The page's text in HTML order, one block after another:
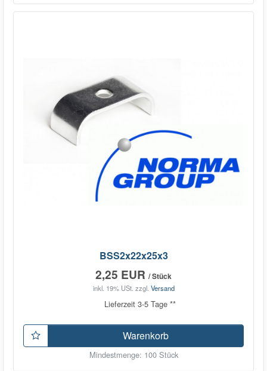
BSS2x22x25x3
2,25 EUR / Stück
inkl. 19% USt. zzgl. Versand
Lieferzeit 3-5 Tage **
Warenkorb
Mindestmenge: 100 Stück